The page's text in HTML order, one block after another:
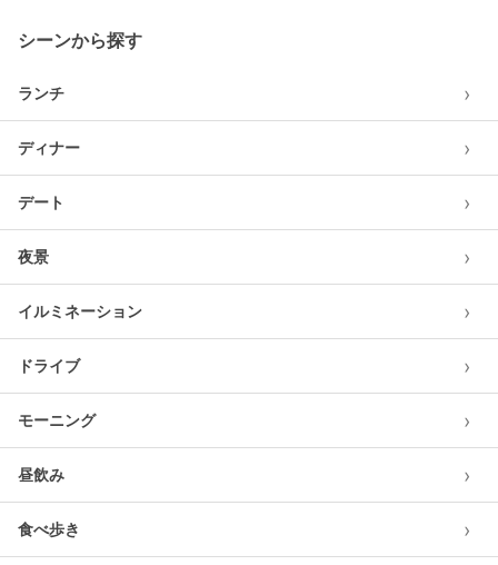
シーンから探す
ランチ ›
ディナー ›
デート ›
夜景 ›
イルミネーション ›
ドライブ ›
モーニング ›
昼飲み ›
食べ歩き ›